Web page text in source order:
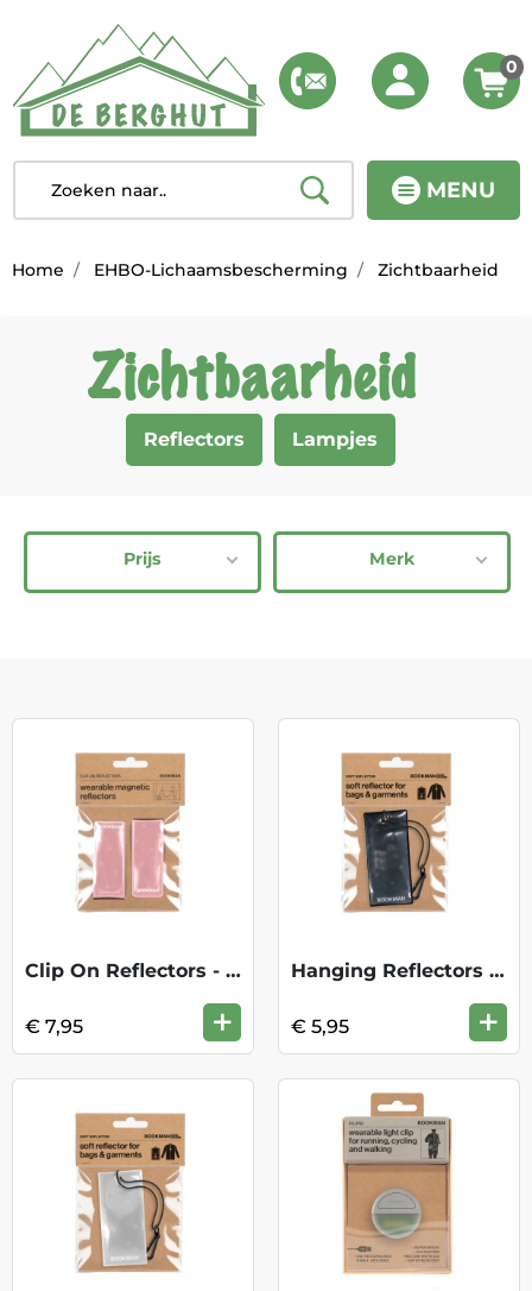
MENU
0
Home EHBO-Lichaamsbescherming Zichtbaarheid
Zichtbaarheid
Reflectors Lampjes
Prijs Merk
Clip On Reflectors - Pink One Size
€ 7,95 +
Hanging Reflectors Rectangle - Black
€ 5,95 +